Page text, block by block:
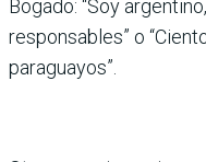
Bogado: “Soy
responsables” o
paraguayos”.